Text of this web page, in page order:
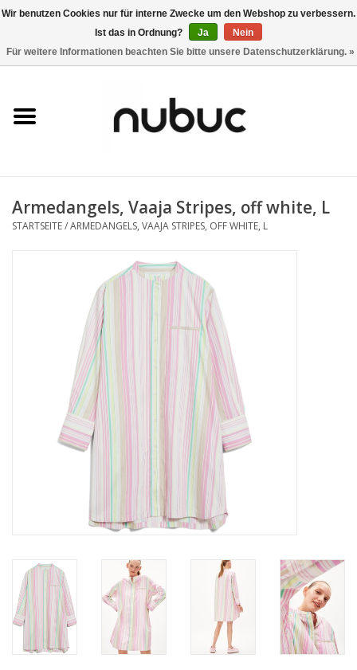
0 Artikel - CHF 0,00
Damen
Accessoires
Armedangels, Vaaja Stripes, off white, L
STARTSEITE/ARMEDANGELS, VAAJA STRIPES, OFF WHITE, L
Wir benutzen Cookies nur für interne Zwecke um den Webshop zu verbessern.
Ist das in Ordnung?
Ja
Nein
Für weitere Informationen beachten Sie bitte unsere Datenschutzerklärung. »